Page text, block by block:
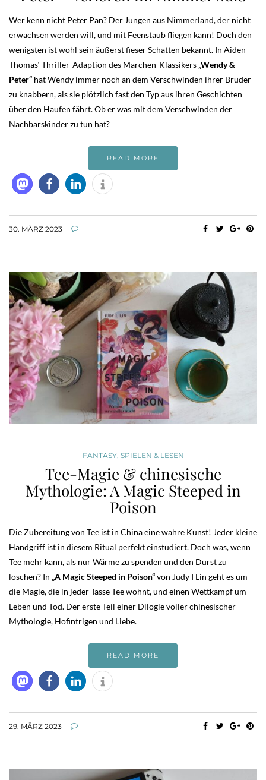
Wer kenn nicht Peter Pan? Der Jungen aus Nimmerland, der nicht
erwachsen werden will, und mit Feenstaub fliegen kann! Doch den
wenigsten ist wohl sein äußerst fieser Schatten bekannt. In Aiden
Thomas‘ Thriller-Adaption des Märchen-Klassikers „Wendy &
Peter“ hat Wendy immer noch an dem Verschwinden ihrer Brüder
zu knabbern, als sie plötzlich fast den Typ aus ihren Geschichten
über den Haufen fährt. Ob er was mit dem Verschwinden der
Nachbarskinder zu tun hat?
READ MORE
30. MÄRZ 2023
FANTASY, SPIELEN & LESEN
Tee-Magie & chinesische
Mythologie: A Magic Steeped in
Poison
Die Zubereitung von Tee ist in China eine wahre Kunst! Jeder kleine
Handgriff ist in diesem Ritual perfekt einstudiert. Doch was, wenn
Tee mehr kann, als nur Wärme zu spenden und den Durst zu
löschen? In „A Magic Steeped in Poison“von Judy I Lin geht es um
die Magie, die in jeder Tasse Tee wohnt, und einen Wettkampf um
Leben und Tod. Der erste Teil einer Dilogie voller chinesischer
Mythologie, Hofintrigen und Liebe.
READ MORE
29. MÄRZ 2023